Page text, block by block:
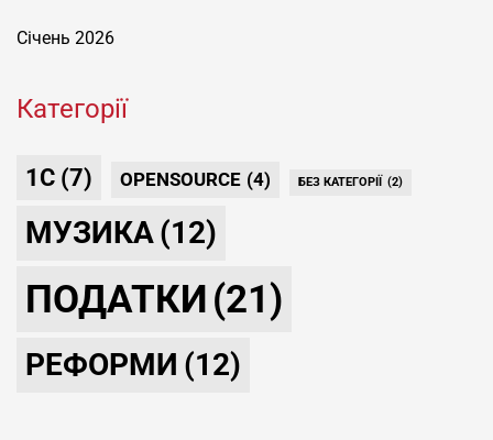
Січень 2026
Категорії
1С (7) OPENSOURCE (4) БЕЗ КАТЕГОРІЇ (2)
МУЗИКА(12)
ПОДАТКИ (21)
РЕФОРМИ (12)